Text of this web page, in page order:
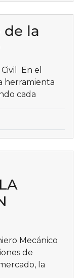
de la
En el
herramienta
cada
Mecánico
de
la